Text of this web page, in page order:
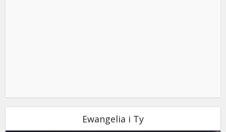
Ewangelia i Ty